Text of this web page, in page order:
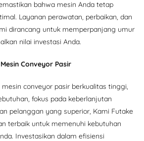
bahwa mesin Anda tetap
Layanan perawatan, perbaikan, dan
dirancang untuk memperpanjang umur
nilai investasi Anda.
Conveyor Pasir
conveyor pasir berkualitas tinggi,
fokus pada keberlanjutan
pelanggan yang superior, Kami Futake
terbaik untuk memenuhi kebutuhan
Investasikan dalam efisiensi